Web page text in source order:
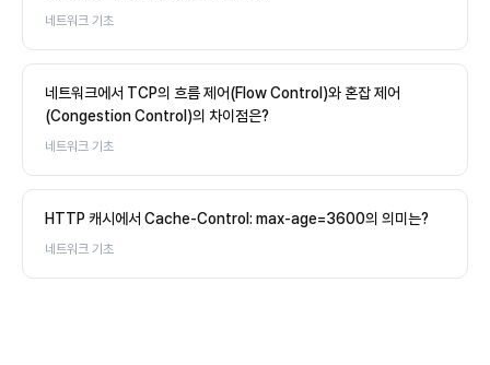
네트워크 기초
네트워크에서 TCP의 흐름 제어(Flow Control)와 혼잡 제어
(Congestion Control)의 차이점은?
네트워크 기초
HTTP 캐시에서 Cache-Control: max-age=3600의 의미는?
네트워크 기초